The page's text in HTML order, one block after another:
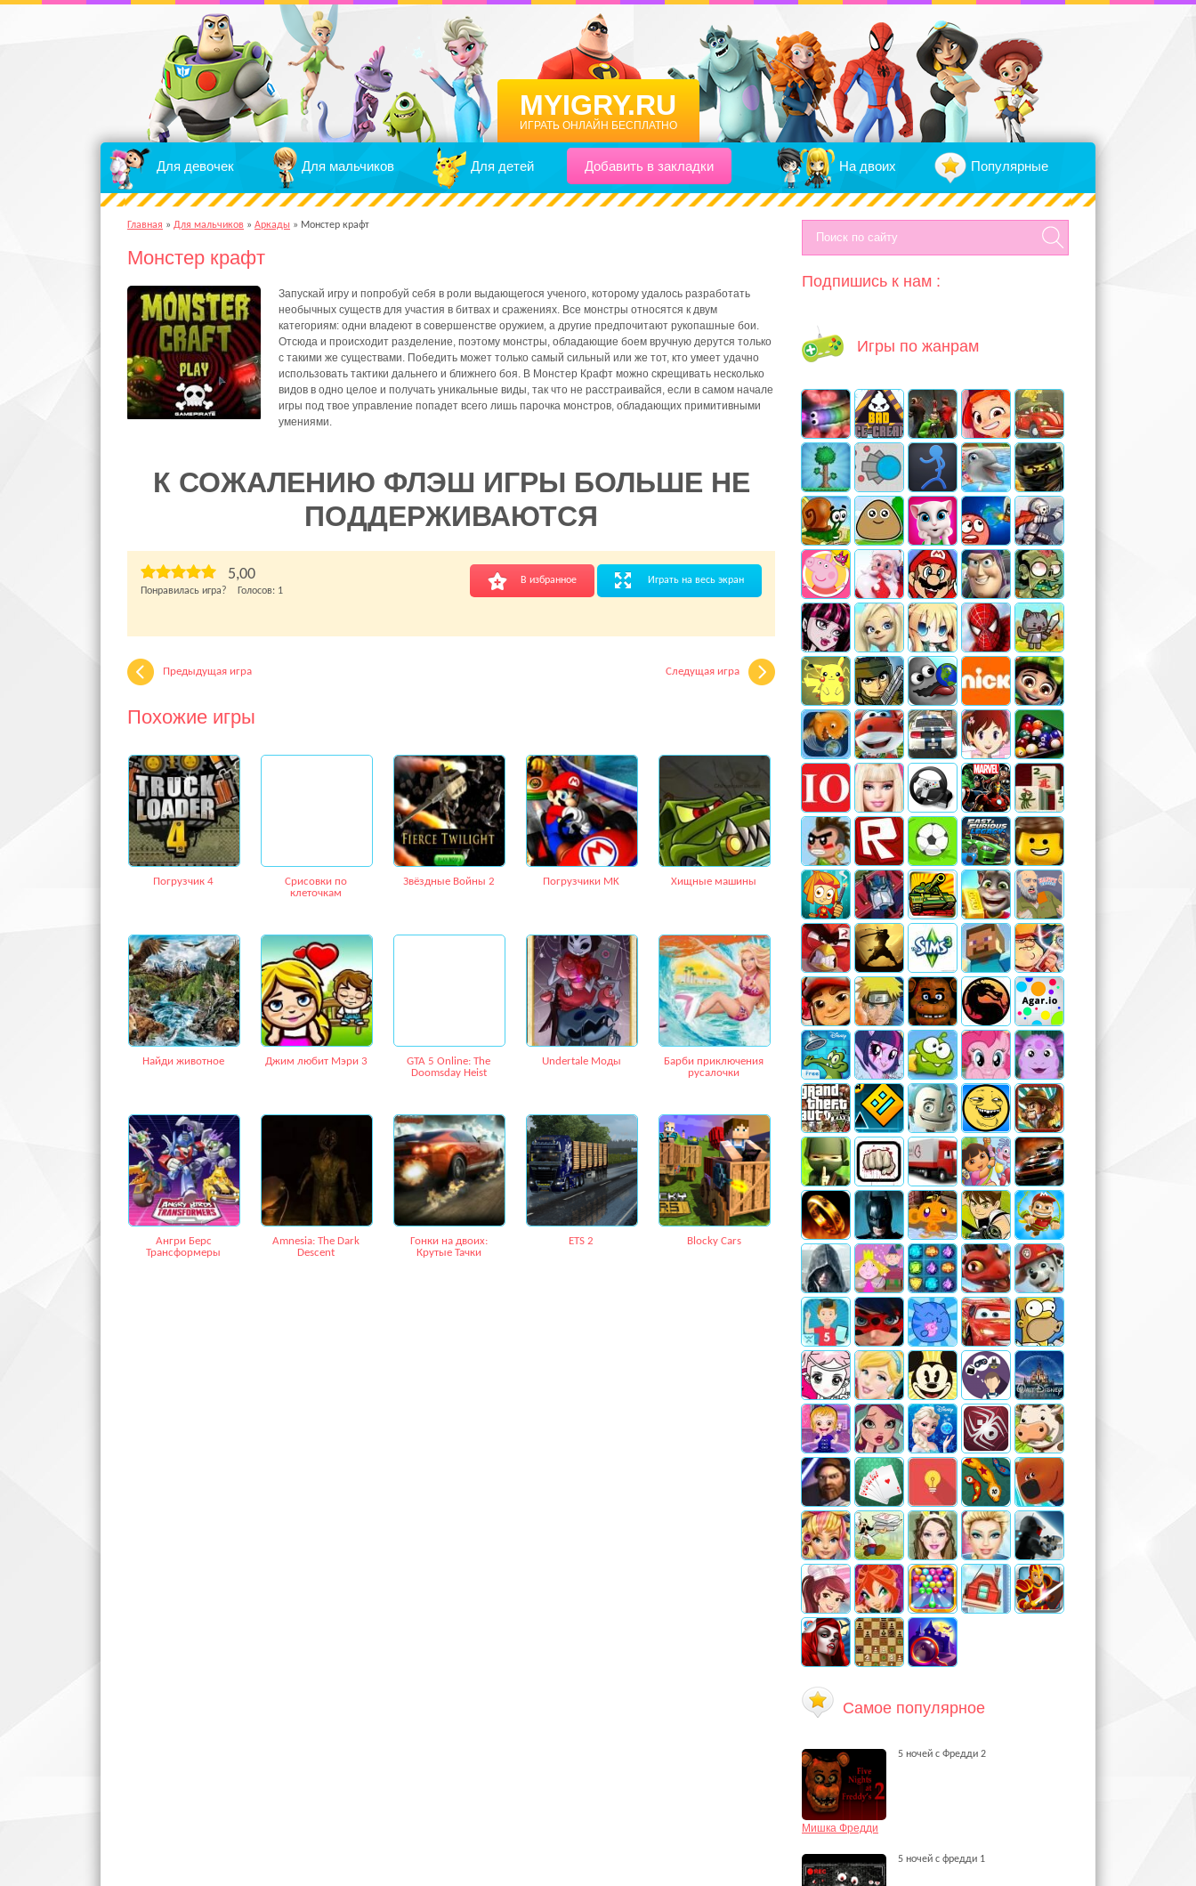
MYIGRY.RU
ИГРАТЬ ОНЛАЙН БЕСПЛАТНО
Для девочек Для мальчиков Для детей Добавить в закладки На двоих Популярные
Главная » Для мальчиков » Аркады » Монстер крафт
Монстер крафт
Запускай игру и попробуй себя в роли выдающегося ученого, которому удалось разработать
необычных существ для участия в битвах и сражениях. Все монстры относятся к двум
категориям: одни владеют в совершенстве оружием, а другие предпочитают рукопашные бои.
Отсюда и происходит разделение, поэтому монстры, обладающие боем вручную дерутся только
с такими же существами. Победить может только самый сильный или же тот, кто умеет удачно
использовать тактики дальнего и ближнего боя. В Монстер Крафт можно скрещивать несколько
видов в одно целое и получать уникальные виды, так что не расстраивайся, если в самом начале
игры под твое управление попадет всего лишь парочка монстров, обладающих примитивными
умениями.
К СОЖАЛЕНИЮ ФЛЭШ ИГРЫ БОЛЬШЕ НЕ
ПОДДЕРЖИВАЮТСЯ
В избранное Играть на весь экран
5,00
Понравилась игра? Голосов: 1
Предыдущая игра Следущая игра
Похожие игры
Погрузчик 4
Срисовки по
клеточкам
Звёздные Войны 2 Погрузчики MK Хищные машины
Найди животное Джим любит Мэри 3
GTA 5 Online: The
Doomsday Heist
Undertale Моды
Барби приключения
русалочки
Ангри Берс
Трансформеры
Amnesia: The Dark
Descent
Гонки на двоих:
Крутые Тачки
ETS 2 Blocky Cars
Подпишись к нам :
Игры по жанрам
Самое популярное
5 ночей с Фредди 2
Мишка Фредди
5 ночей с фредди 1